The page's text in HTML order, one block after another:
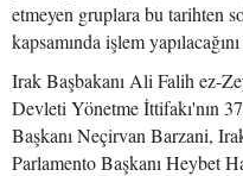
etmeyen gruplara bu tarihten
kapsamında işlem yapılacağını
Irak Başbakanı Ali Falih ez-
Devleti Yönetme İttifakı'nın
Başkanı Neçirvan Barzani,
Parlamento Başkanı Heybet